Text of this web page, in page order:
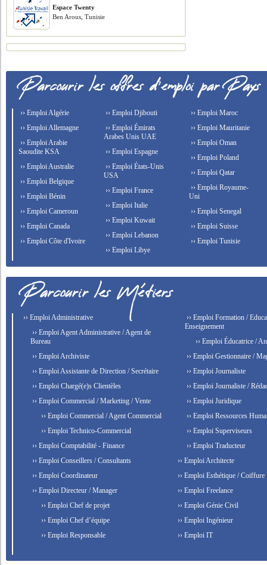
Espace Twenty
Ben Arous, Tunisie
›› Emploi Algérie
›› Emploi Allemagne
›› Emploi Arabie
Saoudite KSA
›› Emploi Australie
›› Emploi Belgique
›› Emploi Bénin
›› Emploi Cameroun
›› Emploi Canada
›› Emploi Côte d'Ivoire
›› Emploi Djibouti
›› Emploi Émirats
Arabes Unis UAE
›› Emploi Espagne
›› Emploi États-Unis
USA
›› Emploi France
›› Emploi Italie
›› Emploi Kuwait
›› Emploi Lebanon
›› Emploi Libye
›› Emploi Maroc
›› Emploi Mauritanie
›› Emploi Oman
›› Emploi Poland
›› Emploi Qatar
›› Emploi Royaume-
Uni
›› Emploi Senegal
›› Emploi Suisse
›› Emploi Tunisie
›› Emploi Administrative
›› Emploi Agent Administrative / Agent de
Bureau
›› Emploi Archiviste
›› Emploi Assistante de Direction / Secrétaire
›› Emploi Chargé(e)s Clientèles
›› Emploi Commercial / Marketing / Vente
›› Emploi Commercial / Agent Commercial
›› Emploi Technico-Commercial
›› Emploi Comptabilité - Finance
›› Emploi Conseillers / Consultants
›› Emploi Coordinateur
›› Emploi Directeur / Manager
›› Emploi Chef de projet
›› Emploi Chef d’équipe
›› Emploi Responsable
›› Emploi Formation /
Enseignement
›› Emploi Éducatrice /
›› Emploi Gestionnaire /
›› Emploi Journaliste
›› Emploi Journaliste /
›› Emploi Juridique
›› Emploi Ressources
›› Emploi Superviseurs
›› Emploi Traducteur
›› Emploi Architecte
›› Emploi Esthétique / Coiffure
›› Emploi Freelance
›› Emploi Génie Civil
›› Emploi Ingénieur
›› Emploi IT